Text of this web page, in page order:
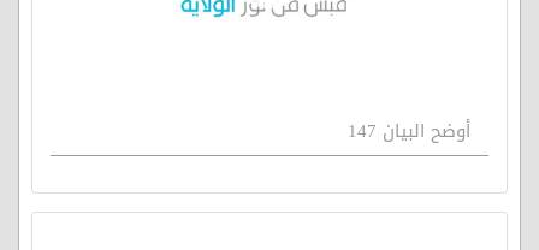
أوضح البيان 147